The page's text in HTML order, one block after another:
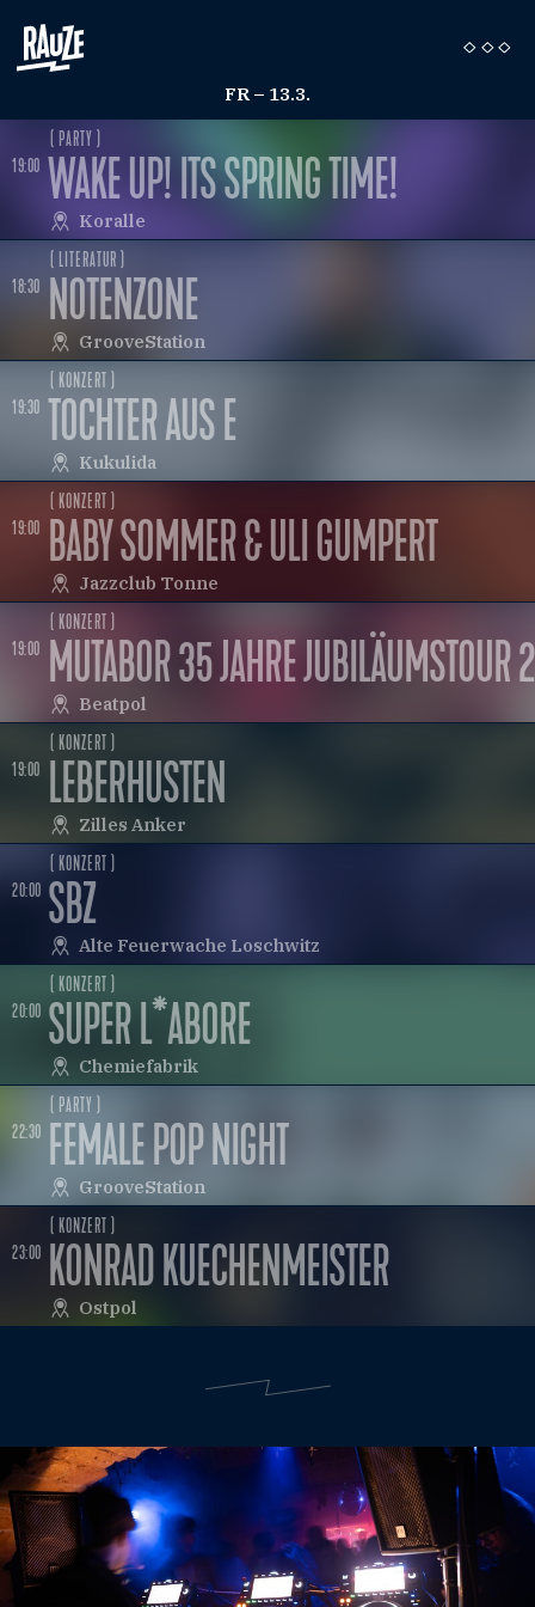
FR – 13.3.
19:00
( PARTY )
WAKE UP! ITS SPRING TIME!
Koralle
18:30
( LITERATUR )
NOTENZONE
GrooveStation
19:30
( KONZERT )
TOCHTER AUS E
Kukulida
19:00
( KONZERT )
BABY SOMMER & ULI GUMPERT
Jazzclub Tonne
19:00
( KONZERT )
MUTABOR 35 JAHRE JUBILÄUMSTOUR
Beatpol
19:00
( KONZERT )
LEBERHUSTEN
Zilles Anker
20:00
( KONZERT )
SBZ
Alte Feuerwache Loschwitz
20:00
( KONZERT )
SUPER L*ABORE
Chemiefabrik
22:30
( PARTY )
FEMALE POP NIGHT
GrooveStation
23:00
( KONZERT )
KONRAD KUECHENMEISTER
Ostpol